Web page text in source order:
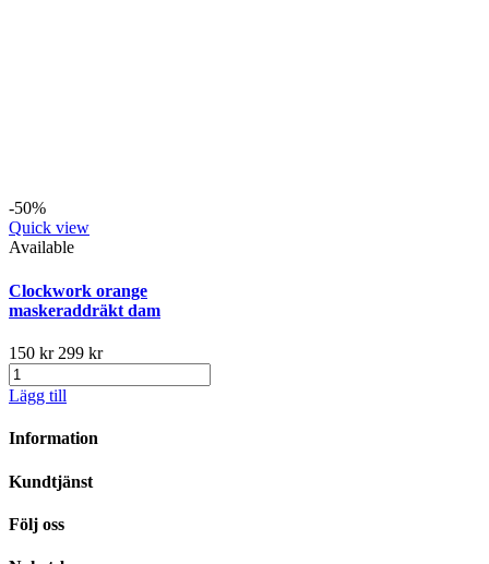
-50%
Quick view
Available
Clockwork orange
maskeraddräkt dam
150 kr 299 kr
Lägg till
Information
Kundtjänst
Följ oss